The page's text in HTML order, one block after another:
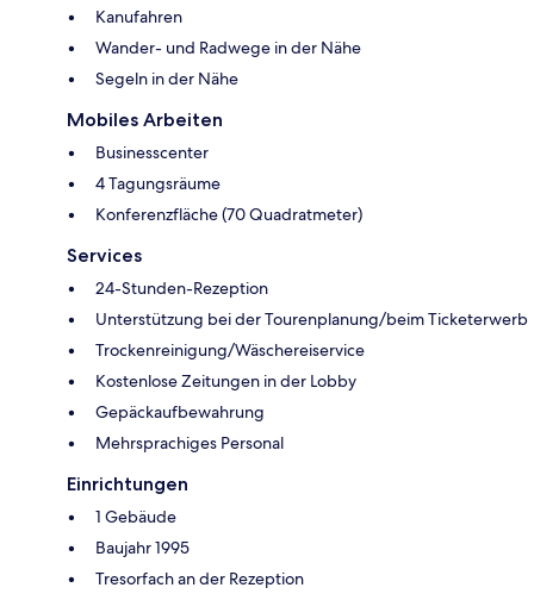
Kanufahren
Wander- und Radwege in der Nähe
Segeln in der Nähe
Mobiles Arbeiten
Businesscenter
4 Tagungsräume
Konferenzfläche (70 Quadratmeter)
Services
24-Stunden-Rezeption
Unterstützung bei der Tourenplanung/beim Ticketerwerb
Trockenreinigung/Wäschereiservice
Kostenlose Zeitungen in der Lobby
Gepäckaufbewahrung
Mehrsprachiges Personal
Einrichtungen
1 Gebäude
Baujahr 1995
Tresorfach an der Rezeption